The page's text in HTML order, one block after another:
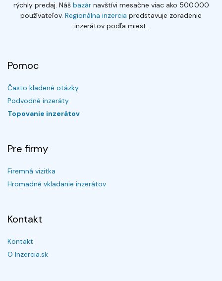
rýchly predaj. Náš bazárnavštívi mesačne viac ako 500.000
používateľov. Regionálna inzercia predstavuje zoradenie
inzerátov podľa miest.
Pomoc
Často kladené otázky
Podvodné inzeráty
Topovanie inzerátov
Pre firmy
Firemná vizitka
Hromadné vkladanie inzerátov
Kontakt
Kontakt
O Inzercia.sk